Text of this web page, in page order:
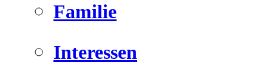
Familie
Interessen